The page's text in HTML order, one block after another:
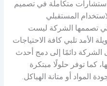
متكاملة في تصميم
المستقبلي
تصممها الشركة ليست
الأمد تلبي كافة الاحتياجات
الشركة دائمًا إلى دمج أحدث
كما توفر حلولًا مبتكرة
المواد أو متانة الهياكل.